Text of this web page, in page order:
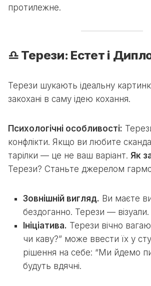
протилежне.
♎ Терези: Естет і
Терези шукають ідеальну
закохані в саму ідею кохання.
Психологічні особливості:
конфлікти. Якщо ви любите
тарілки — це не ваш варіант. Як
Терези? Станьте джерелом
Зовнішній вигляд. Ви маєте
бездоганно. Терези — візуали.
Ініціатива. Терези вічно
чи каву?” може ввести їх у
рішення на себе: “Ми йдемо
будуть вдячні.